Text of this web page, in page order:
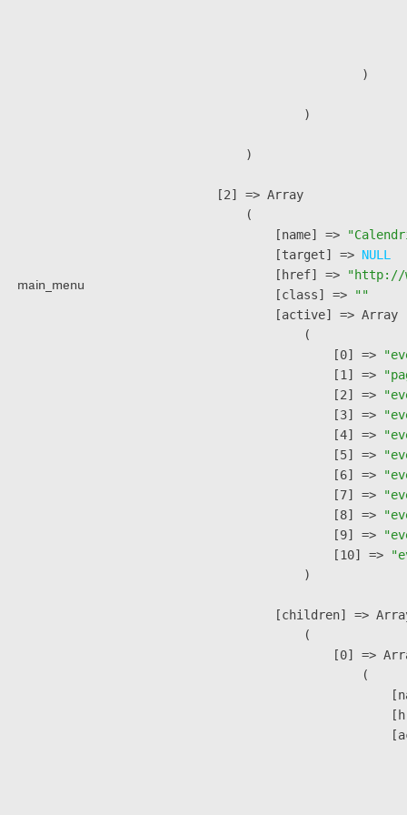
main_menu
                        )
                )
        )
    [2] => Array
        (
            [name] =>
            [target] =>
NULL
            [href] =>
"http://
            [class] =>
""
            [active] => Array
                (
                    [0] =>
                    [1] =>
                    [2] =>
                    [3] =>
                    [4] =>
                    [5] =>
                    [6] =>
                    [7] =>
                    [8] =>
                    [9] =>
                    [10] =>
                )
[children] =>
                (
[0] =>
                        (